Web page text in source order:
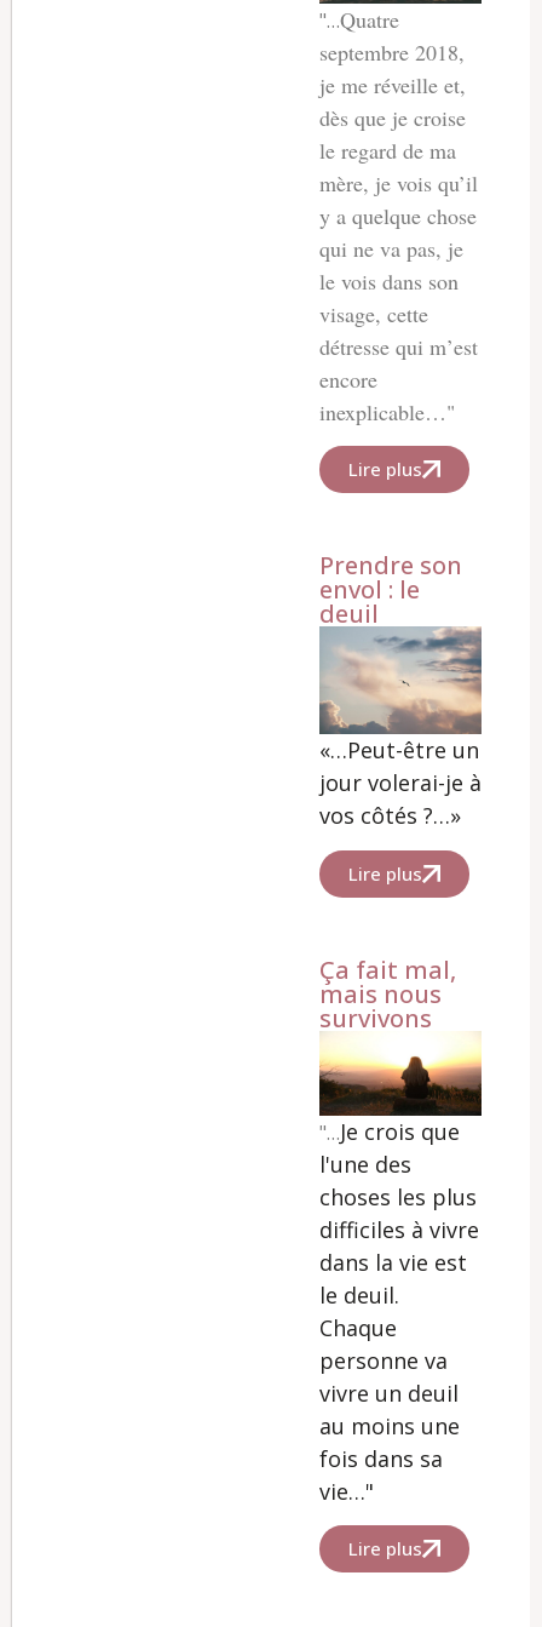
"…Quatre
septembre 2018,
je me réveille et,
dès que je croise
le regard de ma
mère, je vois qu’il
y a quelque chose
qui ne va pas, je
le vois dans son
visage, cette
détresse qui m’est
encore
inexplicable…"
Lire plus
Prendre son
envol : le
deuil
«…Peut-être un
jour volerai-je à
vos côtés ?…»
Lire plus
Ça fait mal,
mais nous
survivons
"…Je crois que
l'une des
choses les plus
difficiles à vivre
dans la vie est
le deuil.
Chaque
personne va
vivre un deuil
au moins une
fois dans sa
vie…"
Lire plus